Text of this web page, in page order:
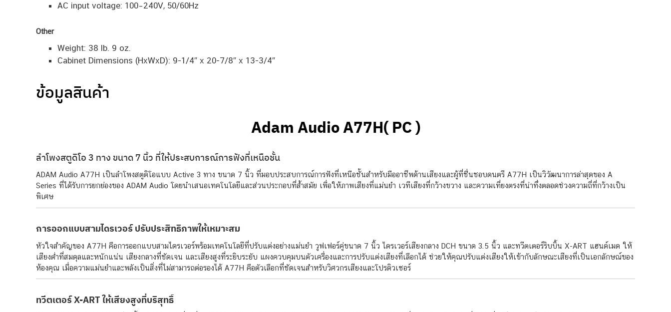
AC input voltage: 100–240V, 50/60Hz
Other
Weight: 38 lb. 9 oz.
Cabinet Dimensions (HxWxD): 9-1/4″ x 20-7/8″ x 13-3/4″
ข้อมูลสินค้า
Adam Audio A77H( PC )
ลำโพงสตูดิโอ 3 ทาง ขนาด 7 นิ้ว ที่ให้ประสบการณ์การฟังที่เหนือชั้น
ADAM Audio A77H เป็นลำโพงสตูดิโอแบบ Active 3 ทาง ขนาด 7 นิ้ว ที่มอบประสบการณ์การฟังที่เหนือชั้นสำหรับมืออาชีพด้านเสียงและผู้ที่ชื่นชอบดนตรี A77H เป็นวิวัฒนาการล่าสุดของ A
Series ที่ได้รับการยกย่องของ ADAM Audio โดยนำเสนอเทคโนโลยีและส่วนประกอบที่ล้ำสมัย เพื่อให้ภาพเสียงที่แม่นยำ เวทีเสียงที่กว้างขวาง และความเที่ยงตรงที่น่าทึ่งตลอดช่วงความถี่ที่กว้างเป็น
พิเศษ
การออกแบบสามไดรเวอร์ ปรับประสิทธิภาพให้เหมาะสม
หัวใจสำคัญของ A77H คือการออกแบบสามไดรเวอร์พร้อมเทคโนโลยีที่ปรับแต่งอย่างแม่นยำ วูฟเฟอร์คู่ขนาด 7 นิ้ว ไดรเวอร์เสียงกลาง DCH ขนาด 3.5 นิ้ว และทวีตเตอร์ริบบิ้น X-ART แฮนด์เมด ให้
เสียงต่ำที่สมดุลและหนักแน่น เสียงกลางที่ชัดเจน และเสียงสูงที่ระยิบระยับ แผงควบคุมบนตัวเครื่องและการปรับแต่งเสียงที่เลือกได้ ช่วยให้คุณปรับแต่งเสียงให้เข้ากับลักษณะเสียงที่เป็นเอกลักษณ์ของ
ห้องคุณ เมื่อความแม่นยำและพลังเป็นสิ่งที่ไม่สามารถต่อรองได้ A77H คือตัวเลือกที่ชัดเจนสำหรับวิศวกรเสียงและโปรดิวเซอร์
ทวีตเตอร์ X-ART ให้เสียงสูงที่บริสุทธิ์